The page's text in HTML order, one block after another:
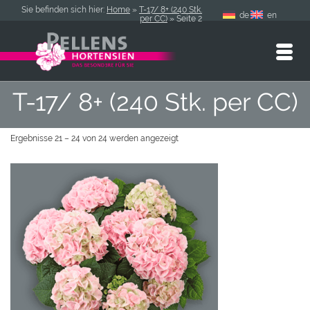
Sie befinden sich hier: Home » T-17/ 8+ (240 Stk.
per CC) » Seite 2 de en
T-17/ 8+ (240 Stk. per CC)
Ergebnisse 21 – 24 von 24 werden angezeigt